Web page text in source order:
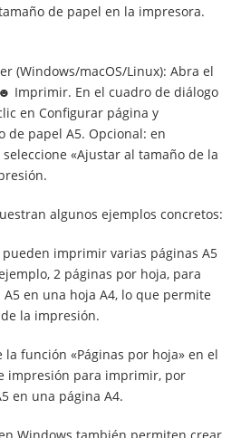
de papel en la impresora.
(Windows/macOS/Linux): Abra el
☻ Imprimir. En el cuadro de diálogo
en Configurar página y
de papel A5. Opcional: en
seleccione «Ajustar al tamaño de la
algunos ejemplos concretos:
imprimir varias páginas A5
2 páginas por hoja, para
en una hoja A4, lo que permite
la impresión.
la función «Páginas por hoja» en el
impresión para imprimir, por
en una página A4.